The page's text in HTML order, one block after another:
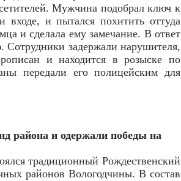
Мужчина подобрал ключ к
и пытался похитить оттуда
и сделала ему замечание. В ответ
Сотрудники задержали нарушителя,
и находится в розыске по
передали его полицейским для
района и одержали победы на
традиционный Рождественский
районов Вологодчины. В состав